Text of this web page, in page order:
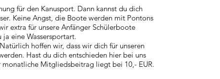
für den Kanusport. Dann kannst du dich
Keine Angst, die Boote werden mit Pontons
extra für unsere Anfänger Schülerboote
eine Wassersportart.
hoffen wir, dass wir dich für unseren
Hast du dich entschieden hier bei uns
Mitgliedsbeitrag liegt bei 10,- EUR.